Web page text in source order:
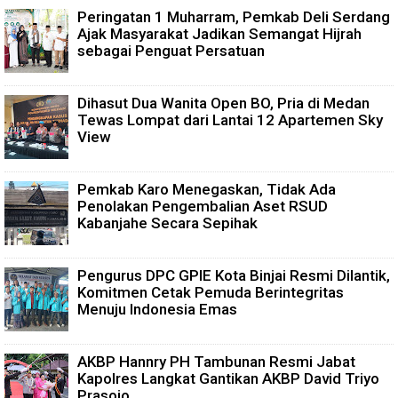
Peringatan 1 Muharram, Pemkab Deli Serdang
Ajak Masyarakat Jadikan Semangat Hijrah
sebagai Penguat Persatuan
Dihasut Dua Wanita Open BO, Pria di Medan
Tewas Lompat dari Lantai 12 Apartemen Sky
View
Pemkab Karo Menegaskan, Tidak Ada
Penolakan Pengembalian Aset RSUD
Kabanjahe Secara Sepihak
Pengurus DPC GPIE Kota Binjai Resmi Dilantik,
Komitmen Cetak Pemuda Berintegritas
Menuju Indonesia Emas
AKBP Hannry PH Tambunan Resmi Jabat
Kapolres Langkat Gantikan AKBP David Triyo